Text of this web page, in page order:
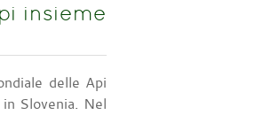
insieme
delle Api
Slovenia. Nel